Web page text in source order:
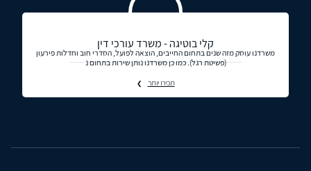
קלי בוטיגה - משרד עורכי דין
משרדנו עוסק מזה שנים בתחום החייבים, הוצאה לפועל, הסדרי חוב וחדלות פירעון
(פשיטת רגל). כמו כן משרדנו נותן שירות בתחום נ
תכירו יותר